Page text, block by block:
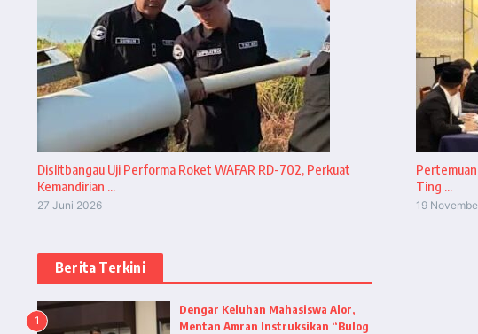
Dislitbangau Uji Performa Roket WAFAR RD-702, Perkuat
Kemandirian ...
27 Juni 2026
Ting ...
19
Berita Terkini
1
Dengar Keluhan Mahasiswa Alor,
Mentan Amran Instruksikan “Bulog